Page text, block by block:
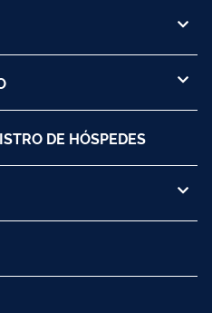
DE HÓSPEDES